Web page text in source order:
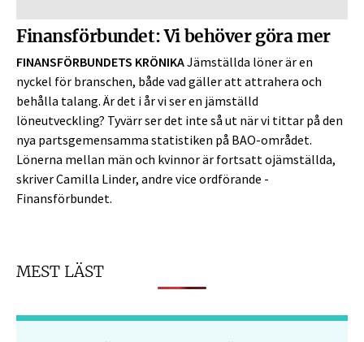
Finansförbundet: Vi behöver göra mer
FINANSFÖRBUNDETS KRÖNIKAJämställda löner är en
nyckel för branschen, både vad gäller att attrahera och
behålla talang. Är det i år vi ser en jämställd
löneutveckling? Tyvärr ser det inte så ut när vi tittar på den
nya partsgemensamma statistiken på BAO-området.
Lönerna mellan män och kvinnor är fortsatt ojämställda,
skriver Camilla Linder, andre vice ordförande ­
Finansförbundet.
MEST LÄST